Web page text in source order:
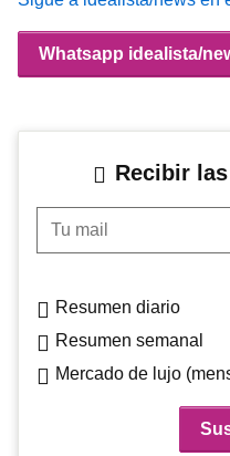
Whatsapp idealista/
Recibir
Tu mail
Resumen diario
Resumen semanal
Mercado de lujo